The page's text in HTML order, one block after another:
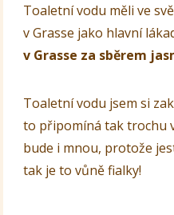
Toaletní vodu měli ve
v Grasse jako hlavní
v Grasse za sběrem
Toaletní vodu jsem si
to připomíná tak trochu
bude i mnou, protože
tak je to vůně fialky!